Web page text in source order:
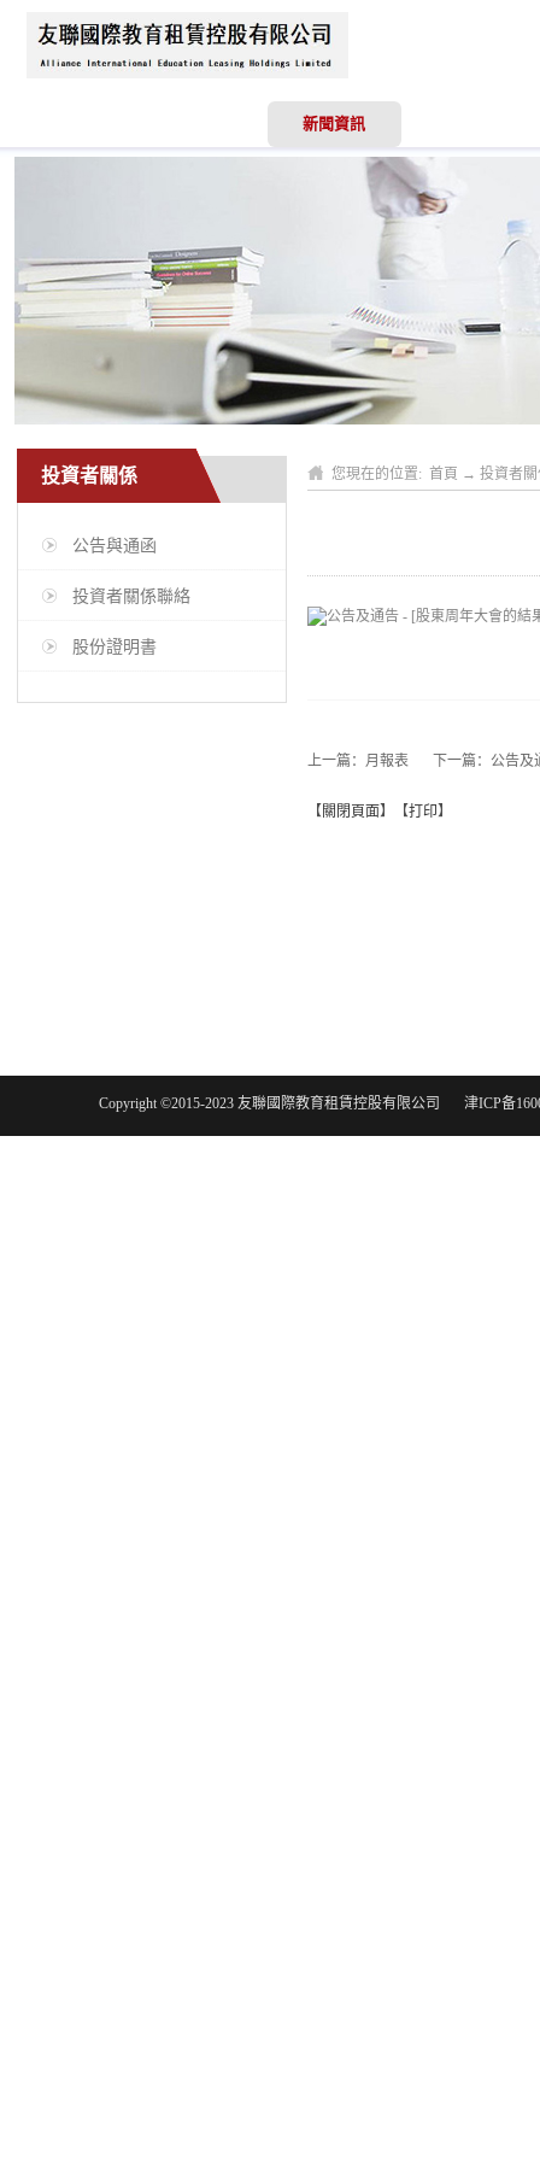
新聞資訊
投資者關係
公告與通函
投資者關係聯絡
股份證明書
您現在的位置: 首頁 → 投資者
上一篇： 月報表 下一篇： 公告及
【 關閉頁面】【打印】
Copyright ©2015-2023 友聯國際教育租賃控股有限公司 津ICP备